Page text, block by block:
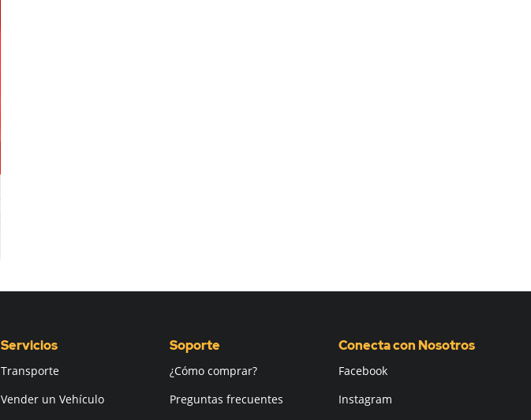
Servicios
Transporte
Vender un Vehículo
Soporte
¿Cómo comprar?
Preguntas frecuentes
Conecta con Nosotros
Facebook
Instagram